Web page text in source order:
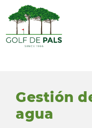
Servicios
En nuestras
Gestión
agua